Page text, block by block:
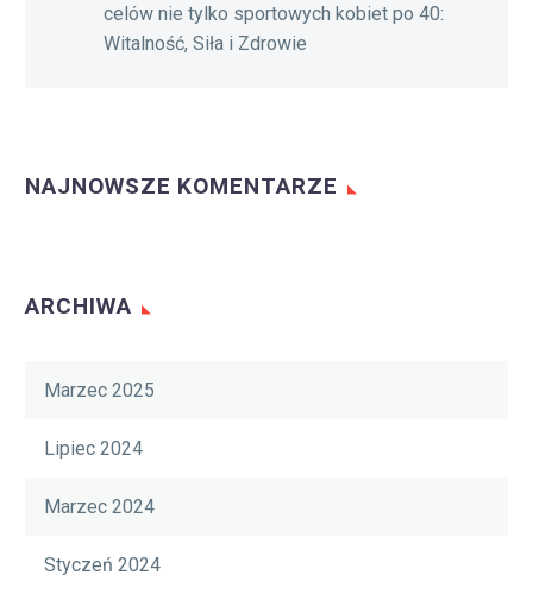
celów nie tylko sportowych kobiet po 40:
Witalność, Siła i Zdrowie
NAJNOWSZE KOMENTARZE
ARCHIWA
Marzec 2025
Lipiec 2024
Marzec 2024
Styczeń 2024